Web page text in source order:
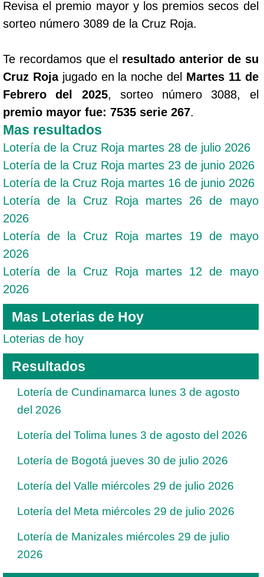
Revisa el premio mayor y los premios secos del
sorteo número 3089 de la Cruz Roja.
Te recordamos que el resultado anterior de su
Cruz Rojajugado en la noche del Martes 11 de
Febrero del 2025, sorteo número 3088, el
premio mayor fue: 7535 serie 267.
Mas resultados
Lotería de la Cruz Roja martes 28 de julio 2026
Lotería de la Cruz Roja martes 23 de junio 2026
Lotería de la Cruz Roja martes 16 de junio 2026
Lotería de la Cruz Roja martes 26 de mayo
2026
Lotería de la Cruz Roja martes 19 de mayo
2026
Lotería de la Cruz Roja martes 12 de mayo
2026
Mas Loterias de Hoy
Loterias de hoy
Resultados
Lotería de Cundinamarca lunes 3 de agosto
del 2026
Lotería del Tolima lunes 3 de agosto del 2026
Lotería de Bogotá jueves 30 de julio 2026
Lotería del Valle miércoles 29 de julio 2026
Lotería del Meta miércoles 29 de julio 2026
Lotería de Manizales miércoles 29 de julio
2026